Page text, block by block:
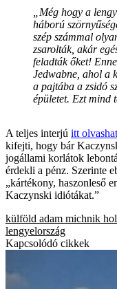
„Még hogy a
háború
szép számmal
zsarolták, akár
feladták őket!
Jedwabne, ahol a
a pajtába a zsidó
épületet. Ezt mind
A teljes interjú itt
kifejti, hogy bár
jogállami korlátok
érdekli a pénz. Szerinte
„kártékony, haszonleső
Kaczynski idiótákat.”
külföld adam michnik
lengyelország
Kapcsolódó cikkek